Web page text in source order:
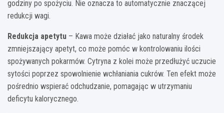
godziny po spożyciu. Nie oznacza to automatycznie znaczącej
redukcji wagi.
Redukcja apetytu – Kawa może działać jako naturalny środek
zmniejszający apetyt, co może pomóc w kontrolowaniu ilości
spożywanych pokarmów. Cytryna z kolei może przedłużyć uczucie
sytości poprzez spowolnienie wchłaniania cukrów. Ten efekt może
pośrednio wspierać odchudzanie, pomagając w utrzymaniu
deficytu kalorycznego.